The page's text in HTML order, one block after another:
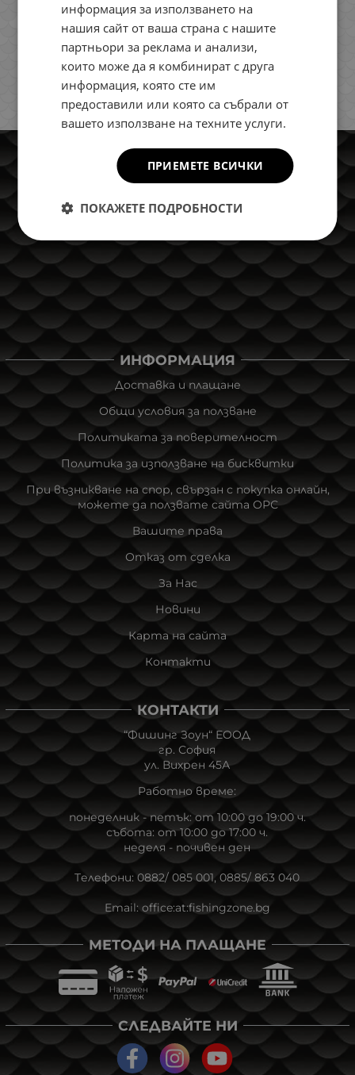
ИНФОРМАЦИЯ
Доставка и плащане
Общи условия за ползване
Политиката за поверителност
Политика за използване на бисквитки
При възникване на спор, свързан с покупка онлайн,
можете да ползвате сайта ОРС
Вашите права
Отказ от сделка
За Нас
Новини
Карта на сайта
Контакти
КОНТАКТИ
“Фишинг Зоун“ ЕOOД
гр. София
ул. Вихрен 45А
Работно време:
понеделник - петък: от 10:00 до 19:00 ч.
събота: от 10:00 до 17:00 ч.
неделя - почивен ден
Tелефони: 0882/ 085 001, 0885/ 863 040
Email: office:at:fishingzone.bg
МЕТОДИ НА ПЛАЩАНЕ
СЛЕДВАЙТЕ НИ
информация за използването на
нашия сайт от ваша страна с нашите
партньори за реклама и анализи,
които може да я комбинират с друга
информация, която сте им
предоставили или която са събрали от
вашето използване на техните услуги.
ПРИЕМЕТЕ ВСИЧКИ
ПОКАЖЕТЕ ПОДРОБНОСТИ